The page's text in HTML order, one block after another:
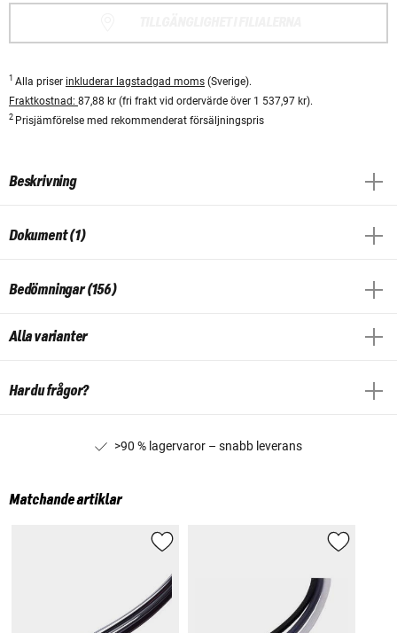
1 Alla priser inkluderar lagstadgad moms (Sverige).
Fraktkostnad: 87,88 kr (fri frakt vid ordervärde över 1 537,97 kr).
2 Prisjämförelse med rekommenderat försäljningspris
Beskrivning
Dokument (1)
Bedömningar (156)
Alla varianter
Har du frågor?
>90 % lagervaror – snabb leverans
Matchande artiklar